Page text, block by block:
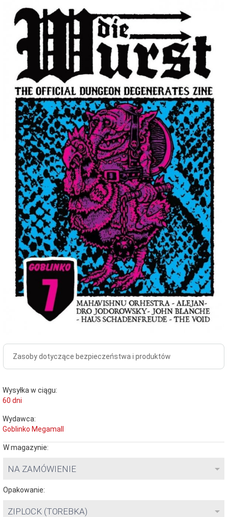
Zasoby dotyczące bezpieczeństwa i produktów
Wysyłka w ciągu:
60 dni
Wydawca:
Goblinko Megamall
W magazynie:
NA ZAMÓWIENIE
Opakowanie:
ZIPLOCK (TOREBKA)